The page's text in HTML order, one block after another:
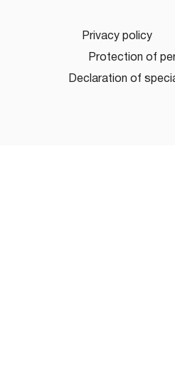
Privacy policy
Protection of
Declaration of